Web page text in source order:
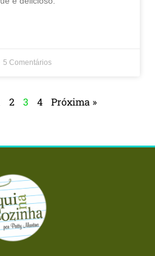
5 Comentários
2 3 4 Próxima »